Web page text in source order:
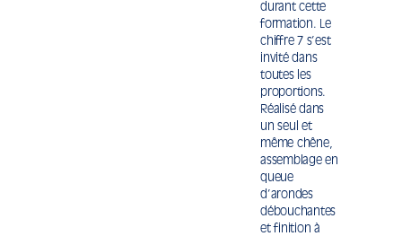
durant cette
formation. Le
chiffre 7 s’est
invité dans
toutes les
proportions.
Réalisé dans
un seul et
même chêne,
assemblage en
queue
d’arondes
débouchantes
et finition à